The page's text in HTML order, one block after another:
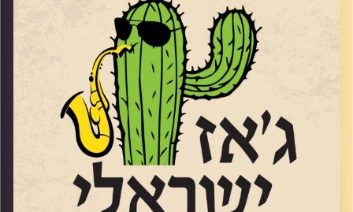
שהוציא לפני מספר חודשים את אלבומו השני הוא דמות
ייחודית. לא רק בגלל שהיה בגיל 61 כשאלבום הבכורה יצא,
אלא בגלל הסאונד המיוחד
https://youtu.be/zjgy9Sw0c38?si=rOfYz1h-ZgMlzrax
והבחירות המוזיקליות שלו. שוחחנו איתו באולפן על מוזיקה,
על שקט ועל מה שביניהם